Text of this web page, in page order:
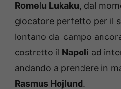
Romelu Lukaku, dal
giocatore perfetto per il
lontano dal campo
costretto il Napoli ad
andando a prendere in
Rasmus Hojlund.